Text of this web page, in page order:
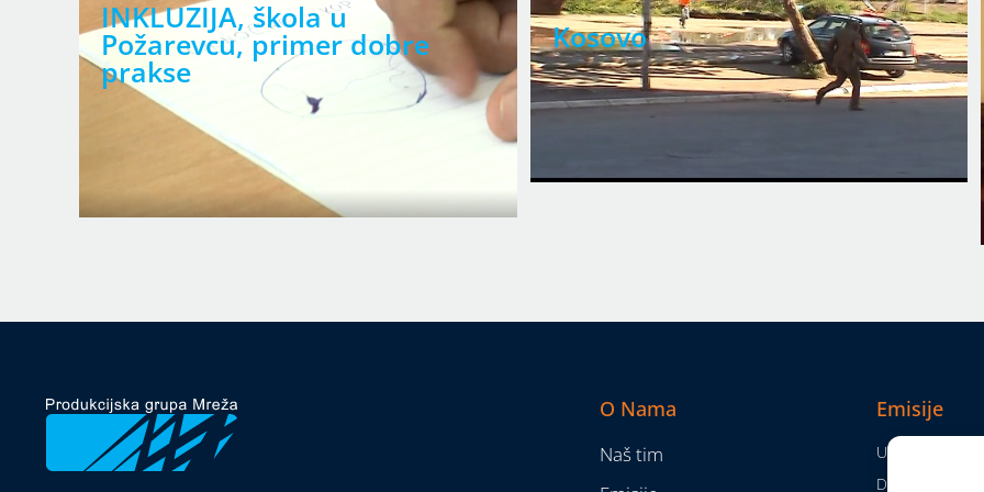
INKLUZIJA, škola u
Požarevcu, primer dobre
prakse
Kosovo
O Nama
Naš tim
Emisije
Utisak nedelje
Da nam nije...